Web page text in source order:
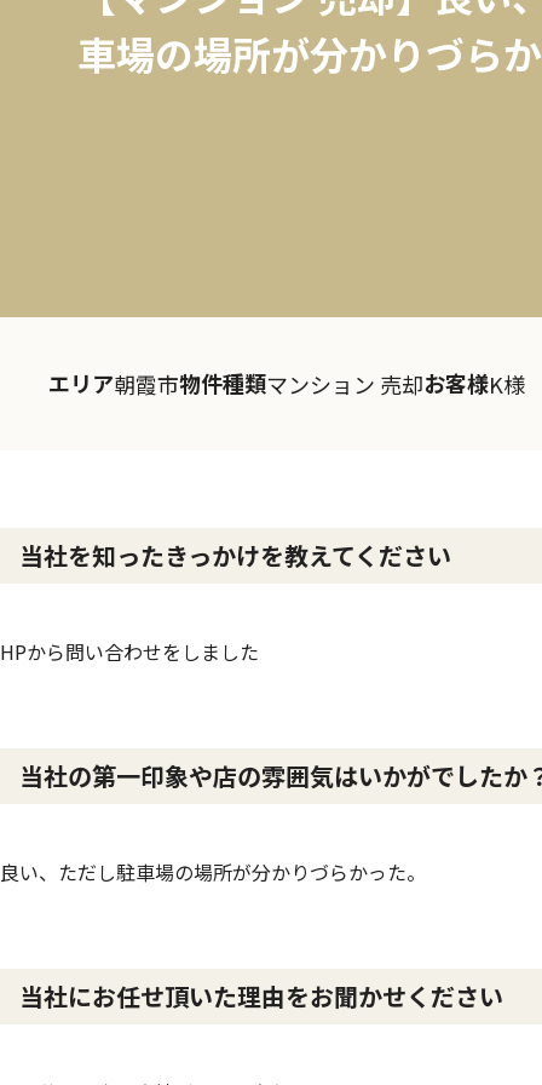
車場の場所が分かりづら
エリア朝霞市物件種類マンション 売却お客様K様
当社を知ったきっかけを教えてください
HPから問い合わせをしました
当社の第一印象や店の雰囲気はいかがでしたか
良い、ただし駐車場の場所が分かりづらかった。
当社にお任せ頂いた理由をお聞かせください